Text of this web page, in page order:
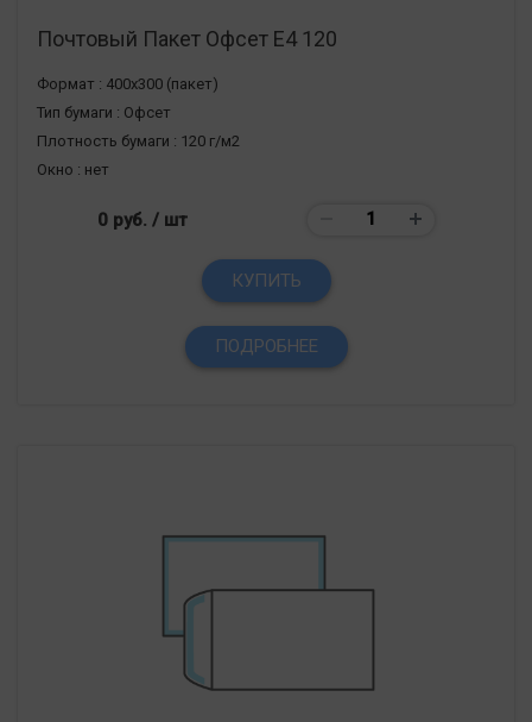
Почтовый Пакет Офсет Е4 120
Формат : 400х300 (пакет)
Тип бумаги : Офсет
Плотность бумаги : 120 г/м2
Окно : нет
0 руб. / шт
КУПИТЬ
ПОДРОБНЕЕ